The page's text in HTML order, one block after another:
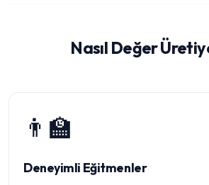
Nasıl Değer
👨‍🏫
Deneyimli Eğitmenler